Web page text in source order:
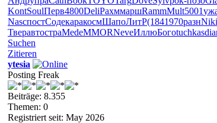
KontSoulПерв4800DeliРахммаршRammMult5001
NascпостСодекаракосмШапоЛитР(1841970разнNiki
ТверавтостраMedeMMORNeveИллюБогоtuchkas
Suchen
Zitieren
ytesia
Posting Freak
Beiträge: 8.355
Themen: 0
Registriert seit: May 2026